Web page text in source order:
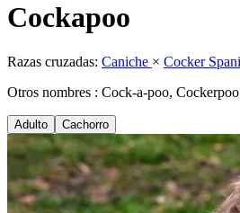
Cockapoo
Razas cruzadas: Caniche × Cocker
Otros nombres : Cock-a-poo,
Adulto Cachorro